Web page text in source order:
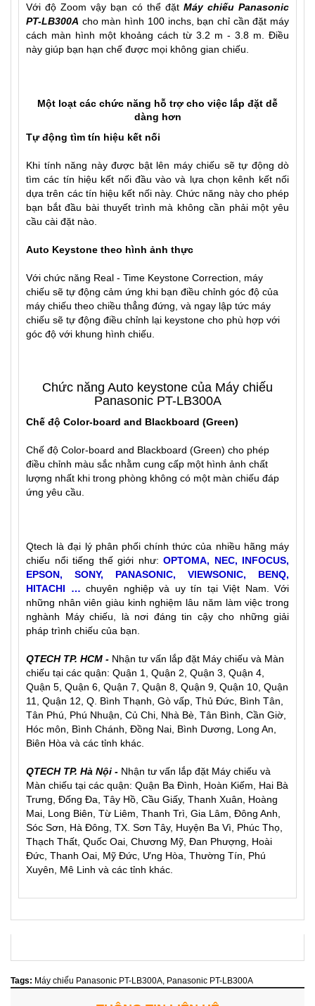
Với độ Zoom vậy bạn có thể đặt Máy chiếu Panasonic
PT-LB300A cho màn hình 100 inchs, bạn chỉ cần đặt máy
cách màn hình một khoảng cách từ 3.2 m - 3.8 m. Điều
này giúp bạn hạn chế được mọi không gian chiếu.
Một loạt các chức năng hỗ trợ cho việc lắp đặt dễ
dàng hơn
Tự động tìm tín hiệu kết nối
Khi tính năng này được bật lên máy chiếu sẽ tự động dò
tìm các tín hiệu kết nối đầu vào và lựa chọn kênh kết nối
dựa trên các tín hiệu kết nối này. Chức năng này cho phép
bạn bắt đầu bài thuyết trình mà không cần phải một yêu
cầu cài đặt nào.
Auto Keystone theo hình ảnh thực
Với chức năng Real - Time Keystone Correction, máy
chiếu sẽ tự động cảm ứng khi bạn điều chỉnh góc độ của
máy chiếu theo chiều thẳng đứng, và ngay lập tức máy
chiếu sẽ tự động điều chỉnh lại keystone cho phù hợp với
góc độ với khung hình chiếu.
Chức năng Auto keystone của Máy chiếu
Panasonic PT-LB300A
Chế độ Color-board and Blackboard (Green)
Chế độ Color-board and Blackboard (Green) cho phép
điều chỉnh màu sắc nhằm cung cấp một hình ảnh chất
lượng nhất khi trong phòng không có một màn chiếu đáp
ứng yêu cầu.
Qtech là đại lý phân phối chính thức của nhiều hãng máy
chiếu nổi tiếng thế giới như: OPTOMA, NEC, INFOCUS,
EPSON, SONY, PANASONIC, VIEWSONIC, BENQ,
HITACHI … chuyên nghiệp và uy tín tại Việt Nam. Với
những nhân viên giàu kinh nghiệm lâu năm làm việc trong
nghành Máy chiếu, là nơi đáng tin cậy cho những giải
pháp trình chiếu của bạn.
QTECH TP. HCM - Nhận tư vấn lắp đặt Máy chiếu và Màn
chiếu tại các quận: Quận 1, Quận 2, Quận 3, Quận 4,
Quận 5, Quận 6, Quận 7, Quận 8, Quận 9, Quận 10, Quận
11, Quận 12, Q. Bình Thạnh, Gò vấp, Thủ Đức, Bình Tân,
Tân Phú, Phú Nhuận, Củ Chi, Nhà Bè, Tân Bình, Cần Giờ,
Hóc môn, Bình Chánh, Đồng Nai, Bình Dương, Long An,
Biên Hòa và các tỉnh khác.
QTECH TP. Hà Nội - Nhận tư vấn lắp đặt Máy chiếu và
Màn chiếu tại các quận: Quận Ba Đình, Hoàn Kiếm, Hai Bà
Trưng, Đống Đa, Tây Hồ, Cầu Giấy, Thanh Xuân, Hoàng
Mai, Long Biên, Từ Liêm, Thanh Trì, Gia Lâm, Đông Anh,
Sóc Sơn, Hà Đông, TX. Sơn Tây, Huyện Ba Vì, Phúc Thọ,
Thạch Thất, Quốc Oai, Chương Mỹ, Đan Phượng, Hoài
Đức, Thanh Oai, Mỹ Đức, Ưng Hòa, Thường Tín, Phú
Xuyên, Mê Linh và các tỉnh khác.
Tags: Máy chiếu Panasonic PT-LB300A Panasonic PT-LB300A